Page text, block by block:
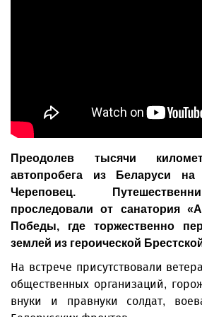
Преодолев тысячи
автопробега из Беларуси
Череповец.
проследовали от санатория
Победы, где торжественно
землей из героической
На встрече присутствовали
общественных организаций,
внуки и правнуки солдат,